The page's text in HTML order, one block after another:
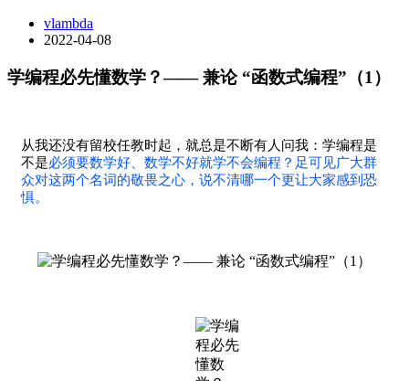
vlambda
2022-04-08
学编程必先懂数学？—— 兼论 “函数式编程”（1）
从我还没有留校任教时起，就总是不断有人问我：学编程是
不是必须要数学好、数学不好就学不会编程 ？足可见广大群
众对这两个名词的敬畏之心，说不清哪一个更让大家感到恐
惧。